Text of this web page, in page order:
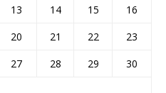
13 14 15
16
20 21 22
23
27 28 29
30